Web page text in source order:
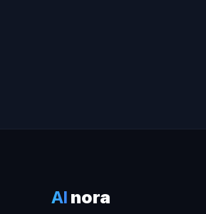
AI nora